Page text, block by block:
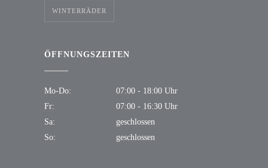
WINTERRÄDER
ÖFFNUNGSZEITEN
Mo-Do:
07:00 - 18:00 Uhr
Fr:
07:00 - 16:30 Uhr
Sa:
geschlossen
So:
geschlossen